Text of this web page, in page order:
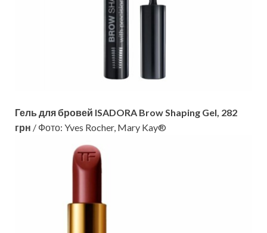
Гель для бровей ISADORA Brow Shaping Gel, 282
грн / Фото: Yves Rocher, Mary Kay®